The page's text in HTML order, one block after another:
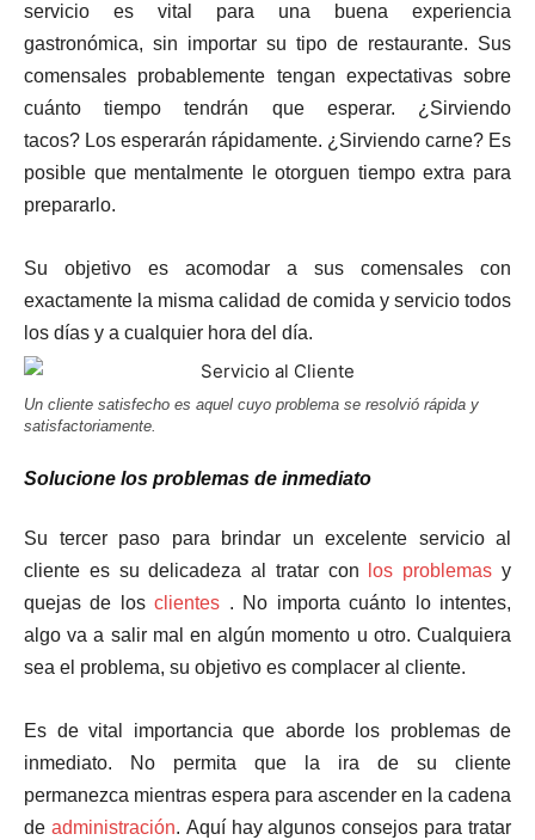
servicio es vital para una buena experiencia
gastronómica, sin importar su tipo de restaurante. Sus
comensales probablemente tengan expectativas sobre
cuánto tiempo tendrán que esperar. ¿Sirviendo
tacos? Los esperarán rápidamente. ¿Sirviendo carne? Es
posible que mentalmente le otorguen tiempo extra para
prepararlo.
Su objetivo es acomodar a sus comensales con
exactamente la misma calidad de comida y servicio todos
los días y a cualquier hora del día.
Un cliente satisfecho es aquel cuyo problema se resolvió rápida y
satisfactoriamente.
Solucione los problemas de inmediato
Su tercer paso para brindar un excelente servicio al
cliente es su delicadeza al tratar con
los problemas y
quejas de losclientes . No importa cuánto lo intentes,
algo va a salir mal en algún momento u otro. Cualquiera
sea el problema, su objetivo es complacer al cliente.
Es de vital importancia que aborde los problemas de
inmediato. No permita que la ira de su cliente
permanezca mientras espera para ascender en la cadena
de administración. Aquí hay algunos consejos para tratar